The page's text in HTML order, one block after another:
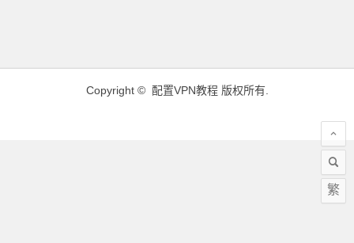
Copyright © 配置VPN教程版权所有.
繁